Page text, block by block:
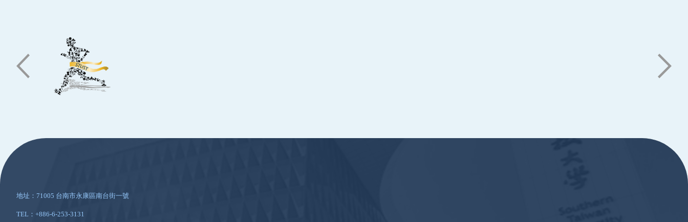
地址：71005 台南市永康區南台街一號
TEL：+886-6-253-3131